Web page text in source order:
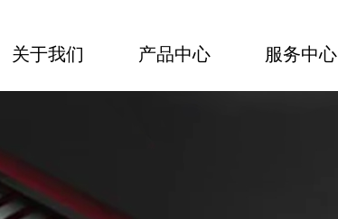
关于我们 产品中心 服务中心